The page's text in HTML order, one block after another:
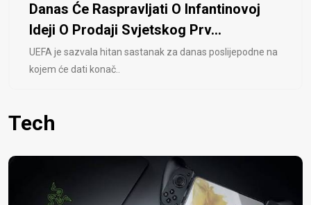
Danas Će Raspravljati O Infantinovoj
Ideji O Prodaji Svjetskog Prv...
UEFA je sazvala hitan sastanak za danas poslijepodne na
kojem će dati konač..
Tech